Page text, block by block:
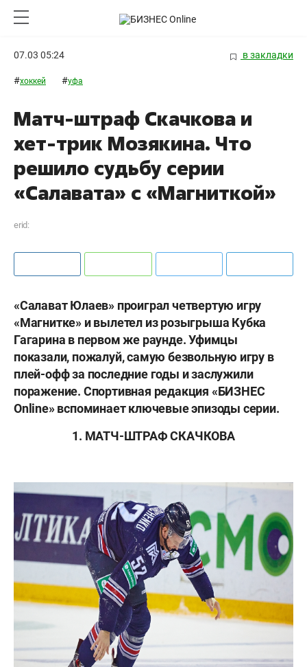
07.03 05:24 в закладки
#хоккей #уфа
Матч-штраф Скачкова и
хет-трик Мозякина. Что
решило судьбу серии
«Салавата» с «Магниткой»
erid:
«Салават Юлаев» проиграл четвертую игру
«Магнитке» и вылетел из розыгрыша Кубка
Гагарина в первом же раунде. Уфимцы
показали, пожалуй, самую безвольную игру в
плей-офф за последние годы и заслужили
поражение. Спортивная редакция «БИЗНЕС
Online» вспоминает ключевые эпизоды серии.
1. МАТЧ-ШТРАФ СКАЧКОВА